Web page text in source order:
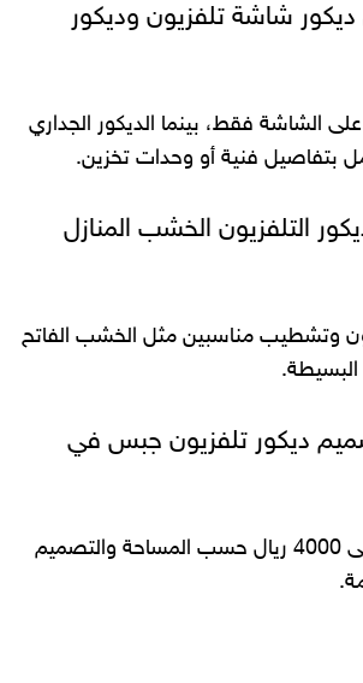
ديكور شاشة تلفزيون وديكور
الشاشة فقط، بينما الديكور الجداري
بتفاصيل فنية أو وحدات تخزين.
التلفزيون الخشب المنازل
وتشطيب مناسبين مثل الخشب الفاتح
ديكور تلفزيون جبس في
تتراوح بين 1000 إلى 4000 ريال حسب المساحة والتصميم